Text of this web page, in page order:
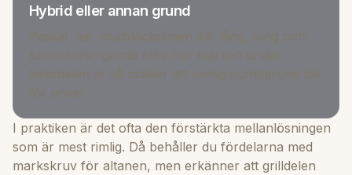
Hybrid eller annan grund
Passar när murblockslinjen blir lång, tung och
sammanhängande eller när marken under
köksdelen är så osäker att vanlig punktgrund blir
för enkel.
I praktiken är det ofta den förstärkta mellanlösningen
som är mest rimlig. Då behåller du fördelarna med
markskruv för altanen, men erkänner att grilldelen